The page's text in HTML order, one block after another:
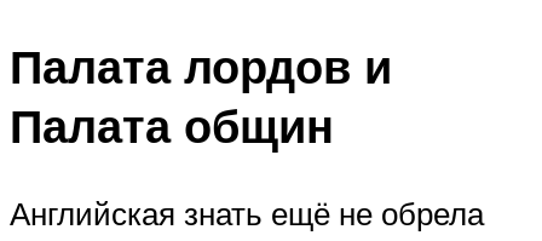
Палата лордов и
Палата общин
Английская знать ещё не обрела